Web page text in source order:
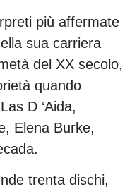
più affermate
sua carriera
del XX secolo,
quando
D ‘Aida,
Elena Burke,
trenta dischi,